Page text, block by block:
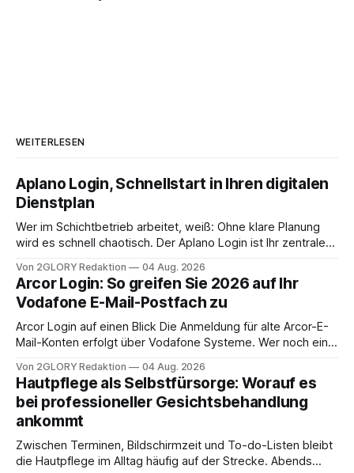
WEITERLESEN
Aplano Login, Schnellstart in Ihren digitalen
Dienstplan
Wer im Schichtbetrieb arbeitet, weiß: Ohne klare Planung
wird es schnell chaotisch. Der Aplano Login ist Ihr zentraler
abwesenheiten und die gesamte kommunikation rund um
Ihr personal digital zu organisieren. In diesem Leitfaden
erfahren Sie alles, was Sie für einen reibungslosen Einstieg
brauchen, von der Registrierung
Von 2GLORY Redaktion 04 Aug. 2026
Arcor Login: So greifen Sie 2026 auf Ihr
Vodafone E-Mail-Postfach zu
Arcor Login auf einen Blick Die Anmeldung für alte Arcor-E-
Mail-Konten erfolgt über Vodafone Systeme. Wer noch eine
besitzt, loggt sich heute über das Vodafone E-Mail & Cloud
Portal ein. Der klassische Arcor Login über mail.
Von 2GLORY Redaktion 04 Aug. 2026
Hautpflege als Selbstfürsorge: Worauf es
bei professioneller Gesichtsbehandlung
ankommt
Zwischen Terminen, Bildschirmzeit und To-do-Listen bleibt
die Hautpflege im Alltag häufig auf der Strecke. Abends